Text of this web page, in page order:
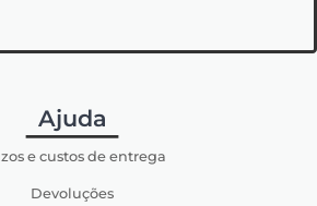
Ajuda
e custos de entrega
Devoluções